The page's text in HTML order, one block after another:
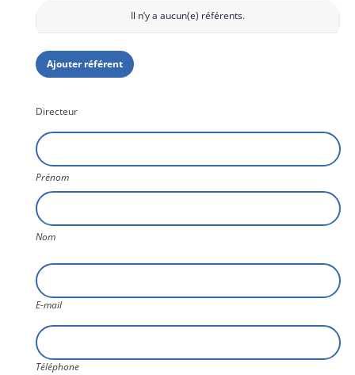
Nom
Téléphone
Ville
l'établissement
Etablissement
Secteur
d'activité
Il n’y a aucun(e) référents.
Ajouter référent
Directeur
Nom1
Prénom
Nom
E-
mail
E-mail
Téléphone
Téléphone